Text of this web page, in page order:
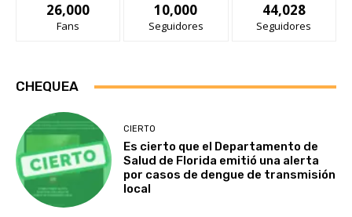
26,000
Fans
10,000
Seguidores
44,028
Seguidores
CHEQUEA
CIERTO
Es cierto que el Departamento de
Salud de Florida emitió una alerta
por casos de dengue de transmisión
local